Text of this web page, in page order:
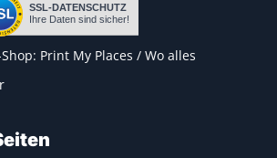
Print My Places / Wo alles